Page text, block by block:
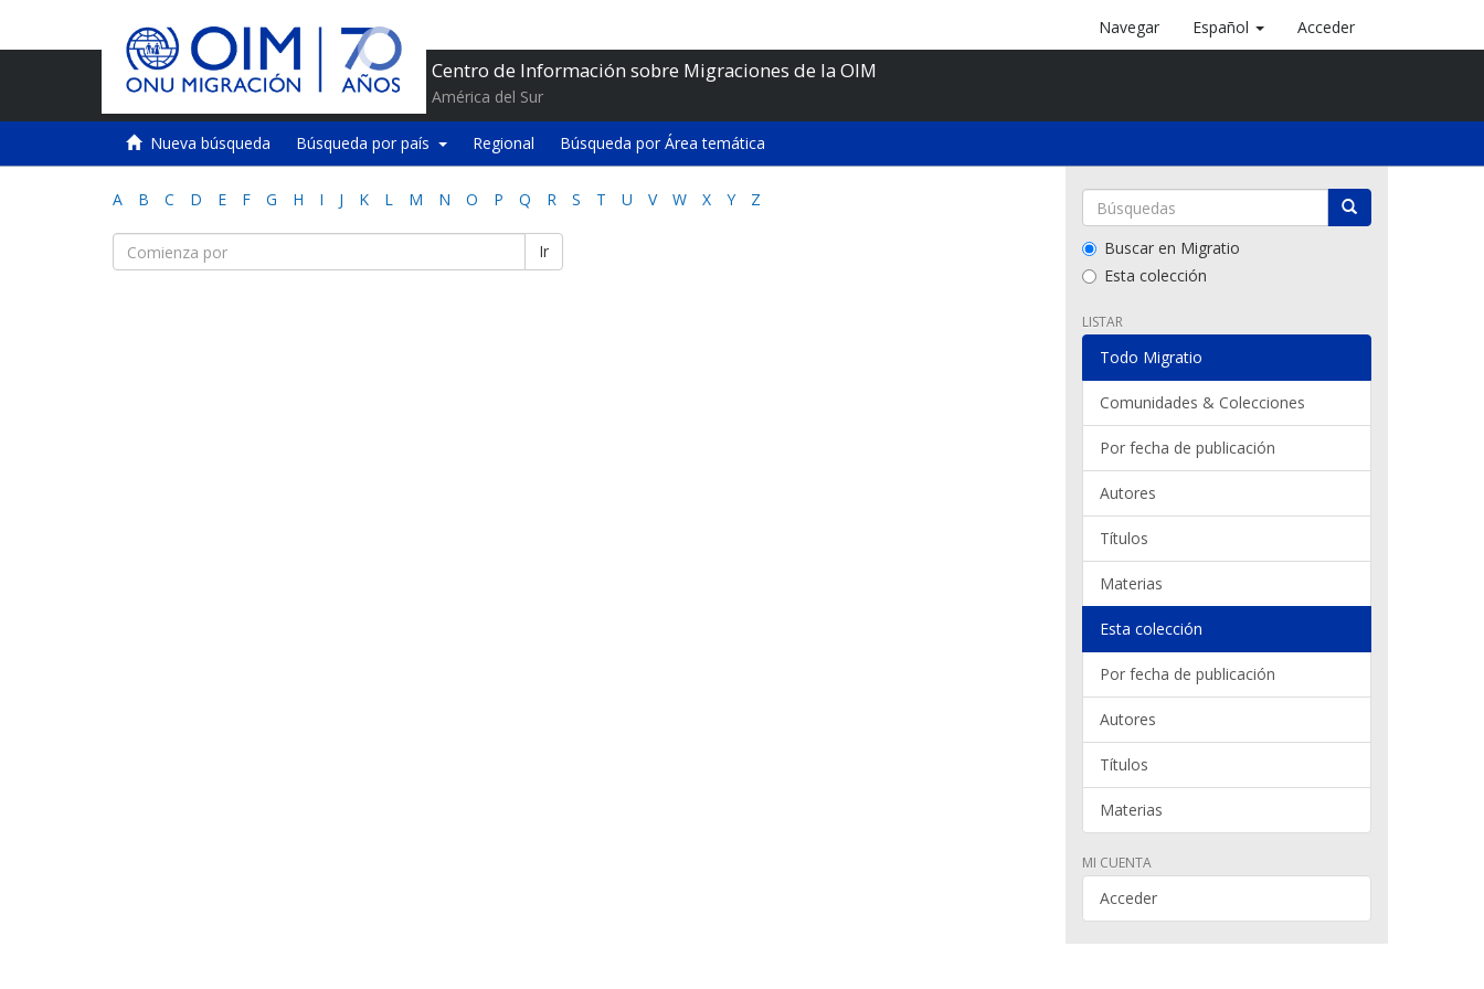
Centro de Información sobre Migraciones de la OIM
América del Sur
Navegar Español Acceder
Nueva búsqueda Búsqueda por país Regional Búsqueda por Área temática
A B C D E F G H I J K L M N O P Q R S T U V W X Y Z
Ir
Buscar en Migratio
Esta colección
LISTAR
Todo Migratio
Comunidades & Colecciones
Por fecha de publicación
Autores
Títulos
Materias
Esta colección
Por fecha de publicación
Autores
Títulos
Materias
MI CUENTA
Acceder